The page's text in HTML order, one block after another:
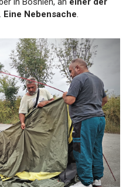
. Eine Nebensache.